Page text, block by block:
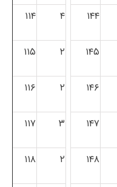
۱۴۴ ۴ ۱۱۴
۱۴۵ ۲ ۱۱۵
۱۴۶ ۲ ۱۱۶
۱۴۷ ۳ ۱۱۷
۱۴۸ ۲ ۱۱۸